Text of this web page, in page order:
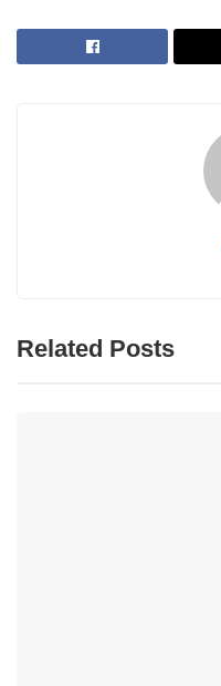
Related Posts